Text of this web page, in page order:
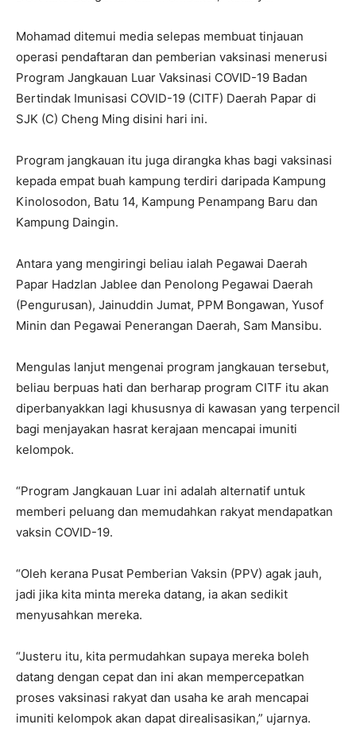
Mohamad ditemui media selepas membuat tinjauan
operasi pendaftaran dan pemberian vaksinasi menerusi
Program Jangkauan Luar Vaksinasi COVID-19 Badan
Bertindak Imunisasi COVID-19 (CITF) Daerah Papar di
SJK (C) Cheng Ming disini hari ini.
Program jangkauan itu juga dirangka khas bagi vaksinasi
kepada empat buah kampung terdiri daripada Kampung
Kinolosodon, Batu 14, Kampung Penampang Baru dan
Kampung Daingin.
Antara yang mengiringi beliau ialah Pegawai Daerah
Papar Hadzlan Jablee dan Penolong Pegawai Daerah
(Pengurusan), Jainuddin Jumat, PPM Bongawan, Yusof
Minin dan Pegawai Penerangan Daerah, Sam Mansibu.
Mengulas lanjut mengenai program jangkauan tersebut,
beliau berpuas hati dan berharap program CITF itu akan
diperbanyakkan lagi khususnya di kawasan yang terpencil
bagi menjayakan hasrat kerajaan mencapai imuniti
kelompok.
“Program Jangkauan Luar ini adalah alternatif untuk
memberi peluang dan memudahkan rakyat mendapatkan
vaksin COVID-19.
“Oleh kerana Pusat Pemberian Vaksin (PPV) agak jauh,
jadi jika kita minta mereka datang, ia akan sedikit
menyusahkan mereka.
“Justeru itu, kita permudahkan supaya mereka boleh
datang dengan cepat dan ini akan mempercepatkan
proses vaksinasi rakyat dan usaha ke arah mencapai
imuniti kelompok akan dapat direalisasikan,” ujarnya.